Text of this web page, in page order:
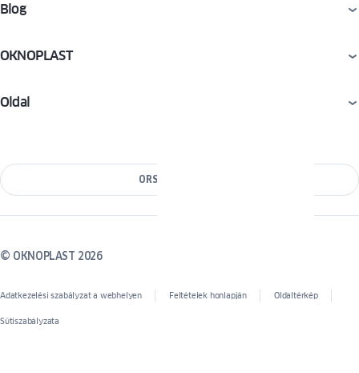
Blog
OKNOPLAST
Oldal
ORSZÁG VÁLTÁSA
© OKNOPLAST 2026
Adatkezelési szabályzat a webhelyen Feltételek honlapján Oldaltérkép
Sütiszabályzata